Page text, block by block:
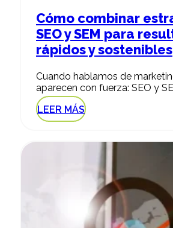
Cómo combinar
SEO y SEM para
rápidos y sostenibles
Cuando hablamos de
aparecen con fuerza: SEO y
LEER MÁS